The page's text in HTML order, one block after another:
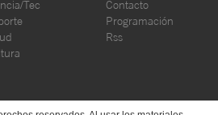
Tec Contacto
Programación
Rss